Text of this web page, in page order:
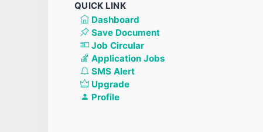
QUICK LINK
Dashboard
Save Document
Job Circular
Application Jobs
SMS Alert
Upgrade
Profile